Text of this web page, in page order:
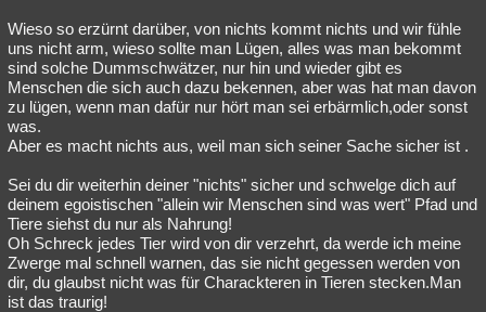
Wieso so erzürnt darüber, von nichts kommt nichts und wir fühle
uns nicht arm, wieso sollte man Lügen, alles was man bekommt
sind solche Dummschwätzer, nur hin und wieder gibt es
Menschen die sich auch dazu bekennen, aber was hat man davon
zu lügen, wenn man dafür nur hört man sei erbärmlich,oder sonst
was.
Aber es macht nichts aus, weil man sich seiner Sache sicher ist .
Sei du dir weiterhin deiner "nichts" sicher und schwelge dich auf
deinem egoistischen "allein wir Menschen sind was wert" Pfad und
Tiere siehst du nur als Nahrung!
Oh Schreck jedes Tier wird von dir verzehrt, da werde ich meine
Zwerge mal schnell warnen, das sie nicht gegessen werden von
dir, du glaubst nicht was für Charackteren in Tieren stecken.Man
ist das traurig!